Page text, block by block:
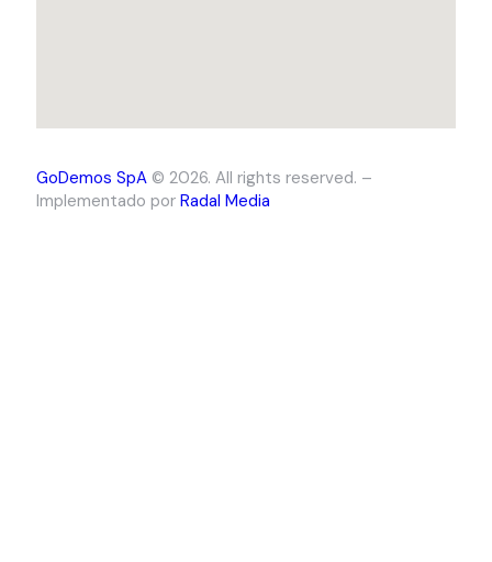
GoDemos SpA © 2026. All rights reserved. –
Implementado por Radal Media